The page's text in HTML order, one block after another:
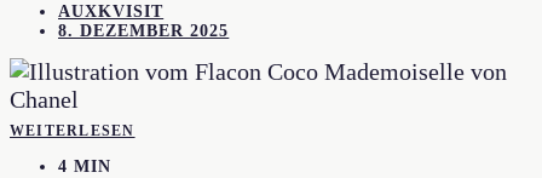
AUXKVISIT
8. DEZEMBER 2025
WEITERLESEN
4 MIN